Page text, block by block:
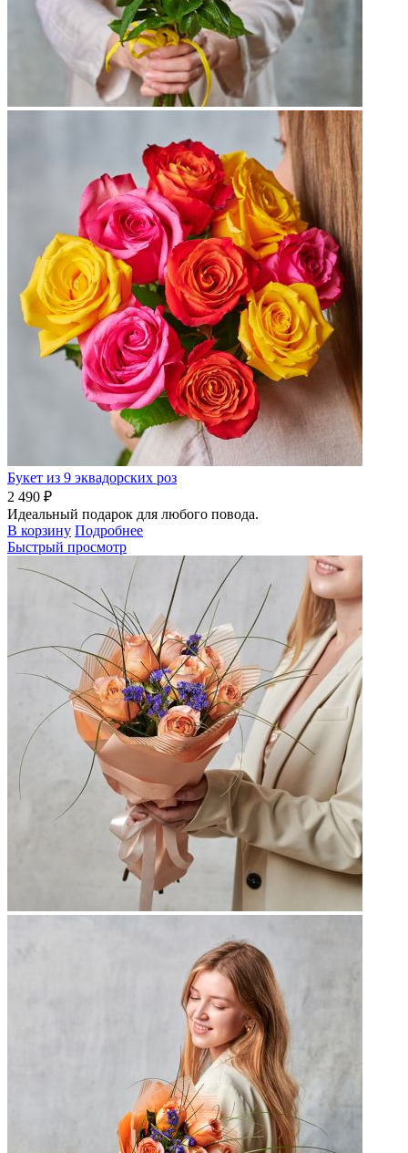
Букет из 9 эквадорских роз
2 490 ₽
Идеальный подарок для любого повода.
В корзину Подробнее
Быстрый просмотр